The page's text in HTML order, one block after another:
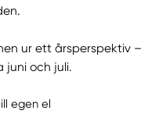
ur ett årsperspektiv –
juni och juli.
egen el